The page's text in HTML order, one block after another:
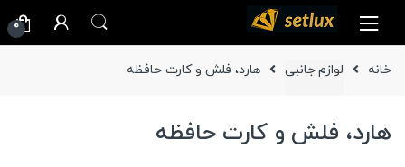
navigation
content
0
خانه لوازم جانبی هارد، فلش و کارت حافظه
هارد، فلش و کارت حافظه